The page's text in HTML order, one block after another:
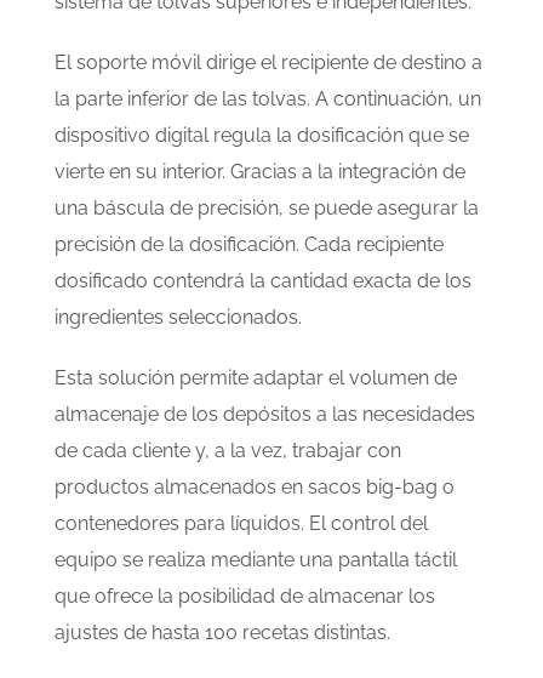
El soporte móvil dirige el recipiente de destino a
la parte inferior de las tolvas. A continuación, un
dispositivo digital regula la dosificación que se
vierte en su interior. Gracias a la integración de
una báscula de precisión, se puede asegurar la
precisión de la dosificación. Cada recipiente
dosificado contendrá la cantidad exacta de los
ingredientes seleccionados.
Esta solución permite adaptar el volumen de
almacenaje de los depósitos a las necesidades
de cada cliente y, a la vez, trabajar con
productos almacenados en sacos big-bag o
contenedores para líquidos. El control del
equipo se realiza mediante una pantalla táctil
que ofrece la posibilidad de almacenar los
ajustes de hasta 100 recetas distintas.